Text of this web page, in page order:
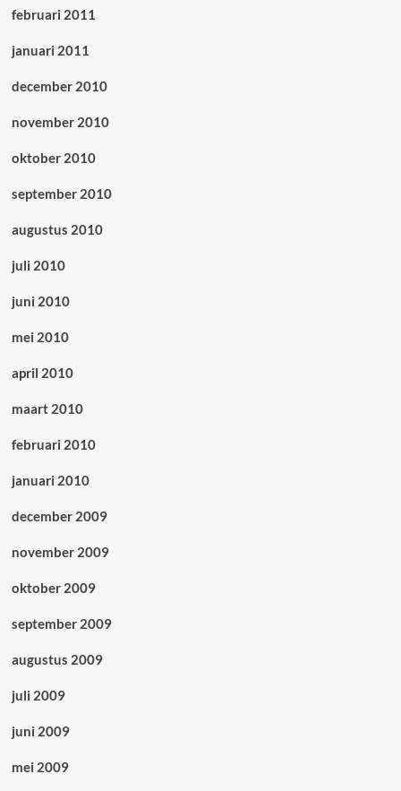
februari 2011
januari 2011
december 2010
november 2010
oktober 2010
september 2010
augustus 2010
juli 2010
juni 2010
mei 2010
april 2010
maart 2010
februari 2010
januari 2010
december 2009
november 2009
oktober 2009
september 2009
augustus 2009
juli 2009
juni 2009
mei 2009